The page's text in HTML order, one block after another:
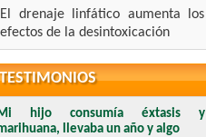
El drenaje linfático aumenta los
efectos de la desintoxicación
TESTIMONIOS
hijo consumía éxtasis y
llevaba un año y algo